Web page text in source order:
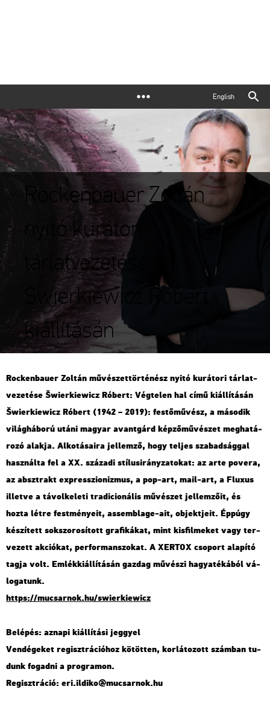
English
Rockenbauer Zoltán
nyitó kurátori
tárlatvezetése
Šwierkiewicz Róbert
kiállításán
Rocken­ba­u­er Zol­tán mű­vé­szet­tör­té­nész nyitó ku­rá­to­ri tár­lat­
ve­ze­té­se Šwi­er­kiewicz Ró­bert: Vég­te­len hal című ki­ál­lí­tá­sán
Šwi­er­kiewicz Ró­bert (1942 – 2019): fes­tő­mű­vész, a má­so­dik
vi­lág­há­bo­rú utáni ma­gyar avant­gárd kép­ző­mű­vé­szet meg­ha­tá­
ro­zó alak­ja. Al­ko­tá­sa­i­ra jel­lem­ző, hogy tel­jes sza­bad­ság­gal
hasz­nál­ta fel a XX. szá­za­di stí­lus­irány­za­to­kat: az arte po­ve­ra,
az abszt­rakt exp­resszi­o­niz­mus, a pop-art, mail-art, a Flu­xus
il­let­ve a tá­vol­ke­le­ti tra­di­ci­o­ná­lis mű­vé­szet jel­lem­ző­it, és
hozta létre fest­mé­nye­it, as­semb­lage-ait, ob­jekt­je­it. Épp­úgy
ké­szí­tett sok­szo­ro­sí­tott gra­fi­ká­kat, mint kis­fil­me­ket vagy ter­
ve­zett ak­ci­ó­kat, per­for­man­szo­kat. A XER­TOX cso­port ala­pí­tó
tagja volt. Em­lék­ki­ál­lí­tá­sán gaz­dag mű­vé­szi ha­gya­té­ká­ból vá­
lo­ga­tunk.
https://​mu­csar­nok.​hu/​swi­er­kiewicz
Be­lé­pés: az­na­pi ki­ál­lí­tá­si jeggyel
Ven­dé­ge­ket re­giszt­rá­ci­ó­hoz kö­töt­ten, kor­lá­to­zott szám­ban tu­
dunk fo­gad­ni a prog­ra­mon.
Re­giszt­rá­ció: eri.​il­di­ko@​mu­csar­nok.​hu